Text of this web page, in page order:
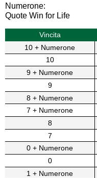
Numerone:
Quote Win for Life
Vincita
10 + Numerone
10
9 + Numerone
9
8 + Numerone
7 + Numerone
8
7
0 + Numerone
0
1 + Numerone